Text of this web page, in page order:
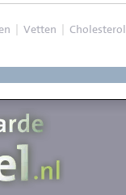
| Vetten | Cholesterol